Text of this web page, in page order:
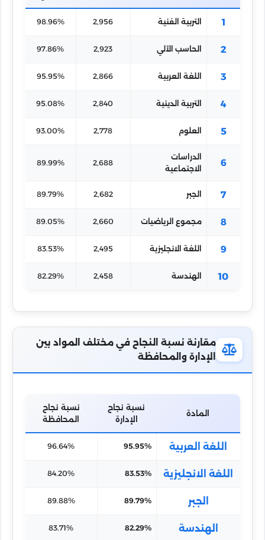
1 التربية الفنية 2,956
98.96%
2 الحاسب الآلي 2,923
97.86%
3 اللغة العربية 2,866
95.95%
4 التربية الدينية 2,840
95.08%
5 العلوم 2,778
93.00%
6
الدراسات
الاجتماعية
2,688
89.99%
7 الجبر 2,682
89.79%
8 مجموع الرياضيات 2,660
89.05%
9 اللغة الانجليزية 2,495
83.53%
10 الهندسة 2,458
82.29%
مقارنة نسبة النجاح في مختلف المواد بين
الإدارة والمحافظة
المادة
نسبة نجاح
الإدارة
نسبة نجاح
المحافظة
اللغة العربية 95.95%
96.64%
اللغة الانجليزية 83.53%
84.20%
الجبر 89.79%
89.88%
الهندسة 82.29%
83.71%